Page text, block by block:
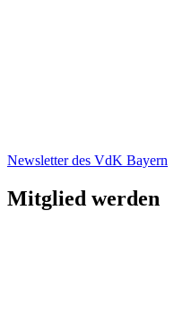
Newsletter des VdK Bayern
Mitglied werden